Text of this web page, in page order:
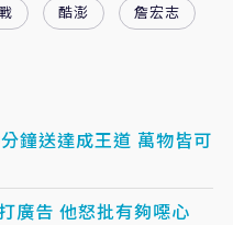
酷澎 詹宏志
鐘送達成王道 萬物皆可
廣告 他怒批有夠噁心